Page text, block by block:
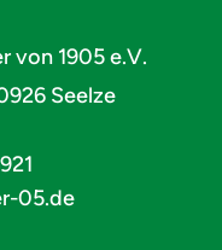
von 1905 e.V.
Seelze
05.de